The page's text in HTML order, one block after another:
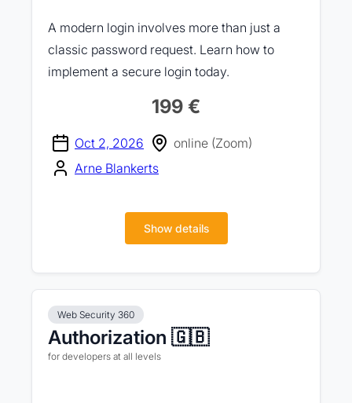
A modern login involves more than just a
classic password request. Learn how to
implement a secure login today.
199 €
Oct 2, 2026
online (Zoom)
Arne Blankerts
Show details
Web Security 360
Authorization 🇬🇧
for developers at all levels